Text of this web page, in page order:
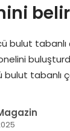
bulut
bulut